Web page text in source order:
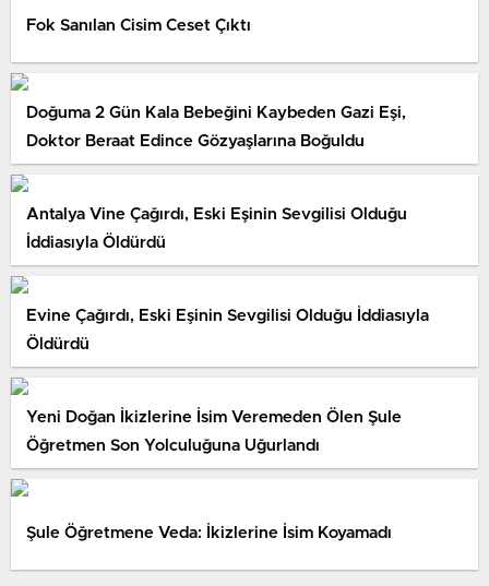
Fok Sanılan Cisim Ceset Çıktı
Doğuma 2 Gün Kala Bebeğini Kaybeden Gazi Eşi,
Doktor Beraat Edince Gözyaşlarına Boğuldu
Antalya Vine Çağırdı, Eski Eşinin Sevgilisi Olduğu
İddiasıyla Öldürdü
Evine Çağırdı, Eski Eşinin Sevgilisi Olduğu İddiasıyla
Öldürdü
Yeni Doğan İkizlerine İsim Veremeden Ölen Şule
Öğretmen Son Yolculuğuna Uğurlandı
Şule Öğretmene Veda: İkizlerine İsim Koyamadı